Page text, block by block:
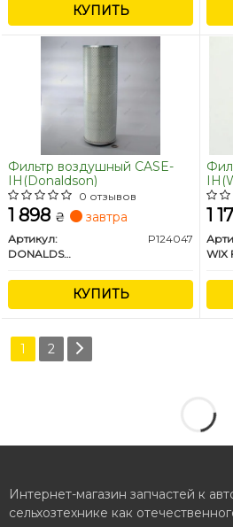
КУПИТЬ
Фильтр воздушный CASE-
IH(Donaldson)
0 отзывов
1 898 ₴ завтра
Артикул:
P124047
DONALDSON
КУПИТЬ
1
WIX
1 2
Интернет-магазин запчастей к
сельхозтехнике как